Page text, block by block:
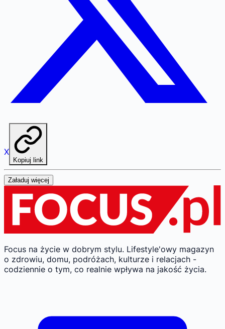
X
Kopiuj link
Załaduj więcej
Focus na życie w dobrym stylu. Lifestyle'owy magazyn
o zdrowiu, domu, podróżach, kulturze i relacjach -
codziennie o tym, co realnie wpływa na jakość życia.